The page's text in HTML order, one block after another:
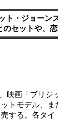
ト・ジョーン
のセットや、
映画「ブリジ
トモデル、
する。各タイ